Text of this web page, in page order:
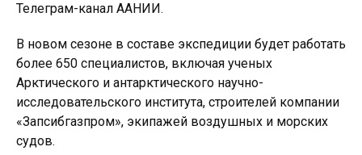
Телеграм-канал ААНИИ.
В новом сезоне в составе экспедиции будет работать
более 650 специалистов, включая ученых
Арктического и антарктического научно-
исследовательского института, строителей компании
«Запсибгазпром», экипажей воздушных и морских
судов.